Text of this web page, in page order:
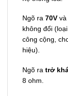
Ngõ ra 70V và
không đổi
công cộng,
hiệu).
Ngõ ra trở
8 ohm.